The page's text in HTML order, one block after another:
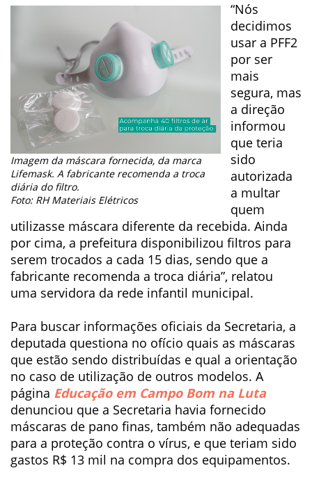
Imagem da máscara fornecida, da marca
Lifemask. A fabricante recomenda a troca
diária do filtro.
Foto: RH Materiais Elétricos
“Nós
decidimos
usar a PFF2
por ser
mais
segura, mas
a direção
informou
que teria
sido
autorizada
a multar
quem
utilizasse máscara diferente da recebida. Ainda
por cima, a prefeitura disponibilizou filtros para
serem trocados a cada 15 dias, sendo que a
fabricante recomenda a troca diária”, relatou
uma servidora da rede infantil municipal.
Para buscar informações oficiais da Secretaria, a
deputada questiona no ofício quais as máscaras
que estão sendo distribuídas e qual a orientação
no caso de utilização de outros modelos. A
página Educação em Campo Bom na Luta
denunciou que a Secretaria havia fornecido
máscaras de pano finas, também não adequadas
para a proteção contra o vírus, e que teriam sido
gastos R$ 13 mil na compra dos equipamentos.